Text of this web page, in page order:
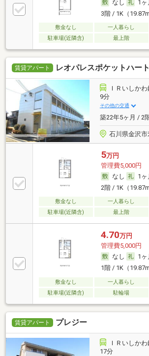
なし
1ヶ
3階 / 1K（
敷金なし 一人暮らし
駐車場(近隣含)
最上階
賃貸アパート レオパレスポケットハート
ＩＲいしか
9分
その他の交通
築22年5ヶ月 / 2
石川県金沢市
5万円
管理費5,000円
なし
1ヶ
2階 / 1K（
敷金なし 一人暮らし
駐車場(近隣含)
最上階
4.70万円
管理費5,000円
なし
1ヶ
1階 / 1K（
敷金なし 一人暮らし
駐車場(近隣含)
駐輪場
賃貸アパート プレジー
ＩＲいしか
17分